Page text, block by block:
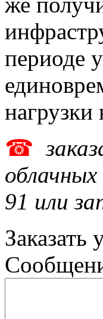
периоде
нагрузки
☎
облачных
91 или
Заказать